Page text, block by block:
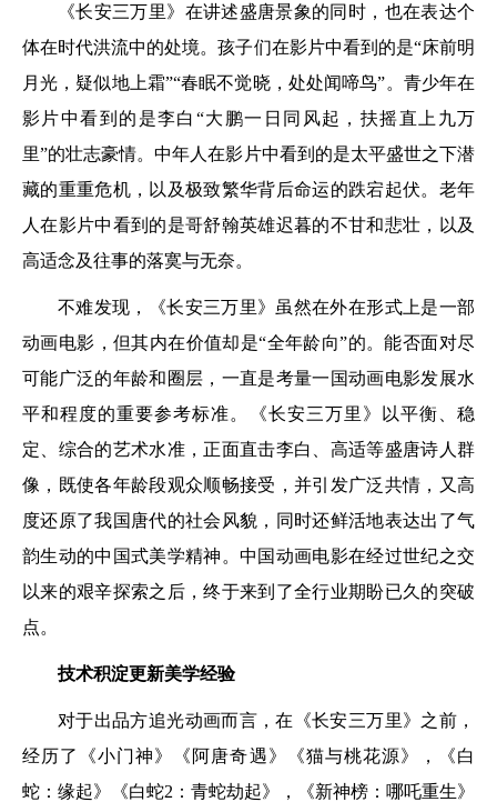
《长安三万里》在讲述盛唐景象的同时，也在表达个
体在时代洪流中的处境。孩子们在影片中看到的是“床前明
月光，疑似地上霜”“春眠不觉晓，处处闻啼鸟”。青少年在
影片中看到的是李白“大鹏一日同风起，扶摇直上九万
里”的壮志豪情。中年人在影片中看到的是太平盛世之下潜
藏的重重危机，以及极致繁华背后命运的跌宕起伏。老年
人在影片中看到的是哥舒翰英雄迟暮的不甘和悲壮，以及
高适念及往事的落寞与无奈。
不难发现，《长安三万里》虽然在外在形式上是一部
动画电影，但其内在价值却是“全年龄向”的。能否面对尽
可能广泛的年龄和圈层，一直是考量一国动画电影发展水
平和程度的重要参考标准。《长安三万里》以平衡、稳
定、综合的艺术水准，正面直击李白、高适等盛唐诗人群
像，既使各年龄段观众顺畅接受，并引发广泛共情，又高
度还原了我国唐代的社会风貌，同时还鲜活地表达出了气
韵生动的中国式美学精神。中国动画电影在经过世纪之交
以来的艰辛探索之后，终于来到了全行业期盼已久的突破
点。
技术积淀更新美学经验
对于出品方追光动画而言，在《长安三万里》之前，
经历了《小门神》《阿唐奇遇》《猫与桃花源》，《白
蛇：缘起》《白蛇2：青蛇劫起》，《新神榜：哪吒重生》